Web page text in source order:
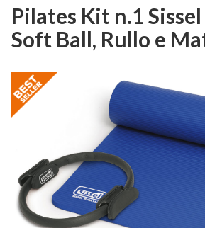
Pilates Kit n.1
Soft Ball, Rullo e